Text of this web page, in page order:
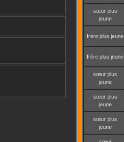
sœur plus
jeune
frère plus jeune
frère plus jeune
sœur plus
jeune
sœur plus
jeune
sœur plus
jeune